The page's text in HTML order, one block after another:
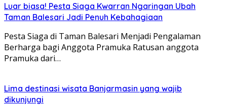
Luar biasa! Pesta Siaga Kwarran Ngaringan Ubah
Taman Balesari Jadi Penuh Kebahagiaan
Pesta Siaga di Taman Balesari Menjadi Pengalaman
Berharga bagi Anggota Pramuka Ratusan anggota
Pramuka dari…
Lima destinasi wisata Banjarmasin yang wajib
dikunjungi